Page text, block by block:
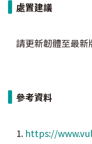
處置建議
請更新韌體至最新
參考資料
1. https://